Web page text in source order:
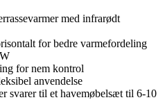
med infrarødt
for bedre varmefordeling
for nem kontrol
anvendelse
svarer til et havemøbelsæt til 6-10